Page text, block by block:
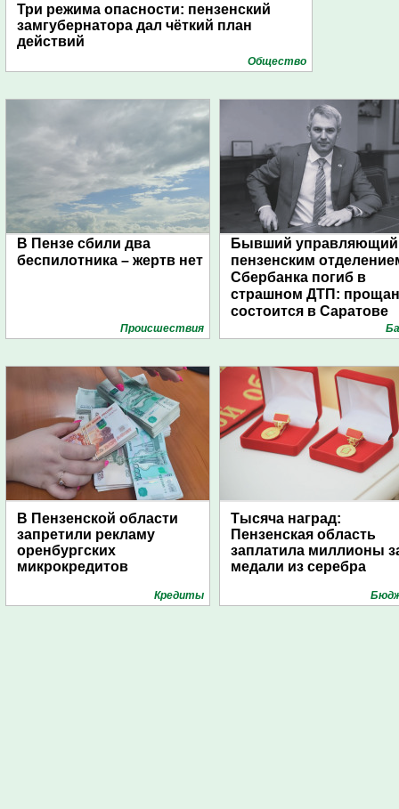
Три режима опасности: пензенский
замгубернатора дал чёткий план
действий
Общество
В Пензе сбили два
беспилотника – жертв нет
Проиcшествия
Бывший управляющий
пензенским
Сбербанка погиб в
страшном ДТП:
состоится в Саратове
В Пензенской области
запретили рекламу
оренбургских
микрокредитов
Кредиты
Тысяча наград:
Пензенская область
заплатила миллионы
медали из серебра